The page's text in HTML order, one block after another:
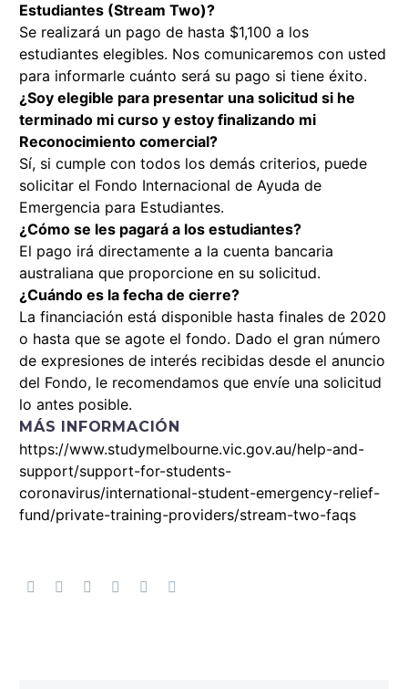
Estudiantes (Stream Two)?
Se realizará un pago de hasta $1,100 a los
estudiantes elegibles. Nos comunicaremos con usted
para informarle cuánto será su pago si tiene éxito.
¿Soy elegible para presentar una solicitud si he
terminado mi curso y estoy finalizando mi
Reconocimiento comercial?
Sí, si cumple con todos los demás criterios, puede
solicitar el Fondo Internacional de Ayuda de
Emergencia para Estudiantes.
¿Cómo se les pagará a los estudiantes?
El pago irá directamente a la cuenta bancaria
australiana que proporcione en su solicitud.
¿Cuándo es la fecha de cierre?
La financiación está disponible hasta finales de 2020
o hasta que se agote el fondo. Dado el gran número
de expresiones de interés recibidas desde el anuncio
del Fondo, le recomendamos que envíe una solicitud
lo antes posible.
MÁS INFORMACIÓN
https://www.studymelbourne.vic.gov.au/help-and-
support/support-for-students-
coronavirus/international-student-emergency-relief-
fund/private-training-providers/stream-two-faqs